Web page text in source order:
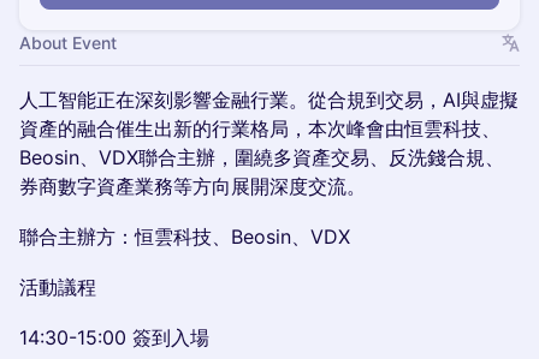
About Event
人工智能正在深刻影響金融行業。從合規到交易，AI與虚擬
資產的融合催生出新的行業格局，本次峰會由恒雲科技、
Beosin、VDX聯合主辦，圍繞多資產交易、反洗錢合規、
券商數字資產業務等方向展開深度交流。
聯合主辦方：恒雲科技、Beosin、VDX
活動議程
14:30-15:00 簽到入場